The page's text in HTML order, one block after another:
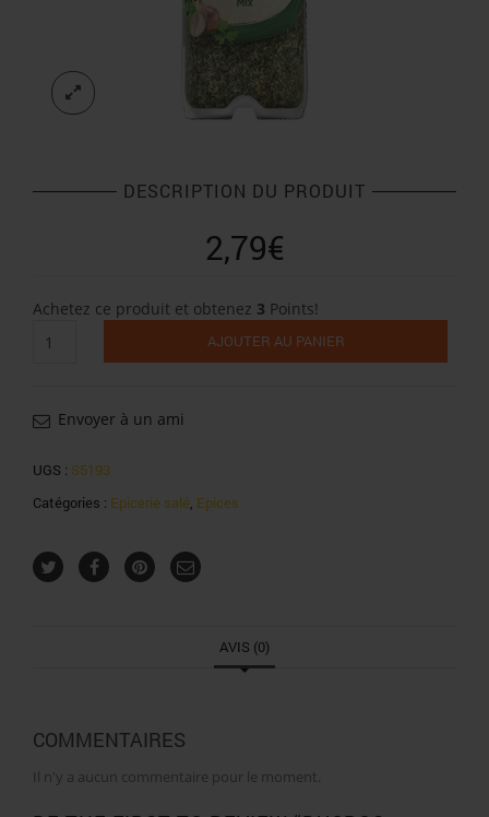
DESCRIPTION DU PRODUIT
2,79€
Achetez ce produit et obtenez 3 Points!
de
mix
AJOUTER AU PANIER
Envoyer à un ami
UGS : S5193
Catégories : Epicerie salé, Epices
AVIS (0)
COMMENTAIRES
Il n'y a aucun commentaire pour le moment.